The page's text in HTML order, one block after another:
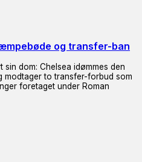
og transfer-ban
sin dom: Chelsea idømmes den
modtager to transfer-forbud som
foretaget under Roman